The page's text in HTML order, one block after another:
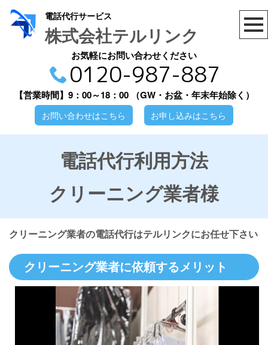
電話代行サービス
株式会社テルリンク
お気軽にお問い合わせください
0120-987-887
【営業時間】9：00～18：00 （GW・お盆・年末年始除く）
お問い合わせはこちら お申し込みはこちら
電話代行利用方法
クリーニング業者様
クリーニング業者の電話代行はテルリンクにお任せ下さい
クリーニング業者に依頼するメリット